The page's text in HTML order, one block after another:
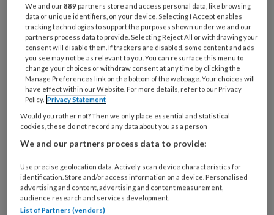
Naar deze vraag deden Lizabeth Goldstein en
collega’s een interessant onderzoek. Zij
onderzochten de effecten van de behandeling
van volwassen cliënten met een depressie.
Zestig van hen werden behandeld door
ervaren gedragstherapeuten, 41 door PhD-
studenten psychologie. Alle cliënten hadden
een depressieve stoornis (DSM-IV),
vastgesteld met een gestructureerd klinisch
ernstscore boven de klinischecut-off
(Hamilton Rating Scale for Depression– HDRS
> 20). De behandeling verliep volgens
We and our889 partners store and access personal data, like browsing
data or unique identifiers, on your device. Selecting I Accept enables
tracking technologies to support the purposes shown under we and our
partners process data to provide. Selecting Reject All or withdrawing your
consent will disable them. If trackers are disabled, some content and ads
you see may not be as relevant to you. You can resurface this menu to
change your choices or withdraw consent at any time by clicking the
Manage Preferences link on the bottom of the webpage. Your choices will
have effect within our Website. For more details, refer to our Privacy
Policy. Privacy Statement
Would you rather not? Then we only place essential and statistical
cookies, these do not record any data about you as a person
We and our partners process data to provide:
Use precise geolocation data. Actively scan device characteristics for
identification. Store and/or access information on a device. Personalised
advertising and content, advertising and content measurement,
audience research and services development.
List of Partners (vendors)